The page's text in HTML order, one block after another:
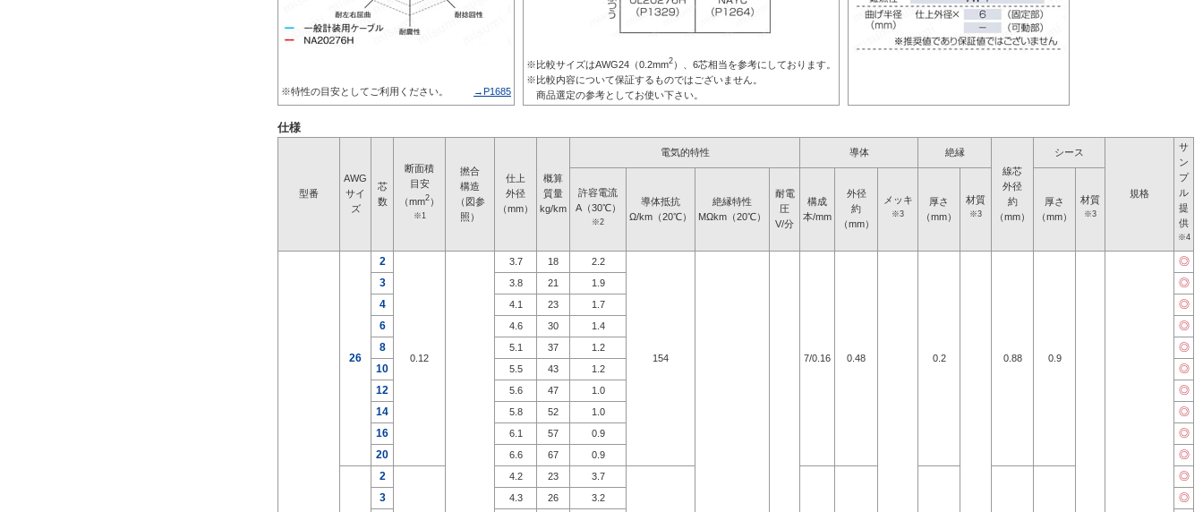
※比較サイズはAWG24（0.2mm2 ）、6芯相当を参考にしております。
※比較内容について保証するものではございません。
商品選定の参考としてお使い下さい。
※特性の目安としてご利用ください。 →P1685
仕様
型番
AWG
サイ
ズ
芯
数
断面積
目安
（mm2 ）
※1
撚合
構造
（図参
照）
仕上
外径
（mm）
概算
質量
kg/km
電気的特性 導体
絶縁
線芯
外径
約
（mm）
シース
規格
サ
ン
プ
ル
提
供
※4
許容電流
A（30℃）
※2
導体抵抗
Ω/km（20℃）
絶縁特性
MΩkm（20℃）
耐電
圧
V/分
構成
本/mm
外径
約
（mm）
メッキ
※3
厚さ
（mm）
材質
※3
厚さ
（mm）
材質
※3
26
2
0.12
3.7 18 2.2
154 7/0.16 0.48 0.2 0.88 0.9
◎
3
3.8 21 1.9
◎
4
4.1 23 1.7
◎
6
4.6 30 1.4
◎
8
5.1 37 1.2
◎
10
5.5 43 1.2
◎
12
5.6 47 1.0
◎
14
5.8 52 1.0
◎
16
6.1 57 0.9
◎
20
6.6 67 0.9 ◎
2 4.2 23 3.7
◎
3
4.3 26 3.2
◎